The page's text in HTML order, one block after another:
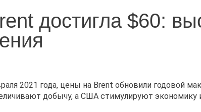
достигла $60:
2021 года, цены на Brent обновили годовой
добычу, а США стимулируют